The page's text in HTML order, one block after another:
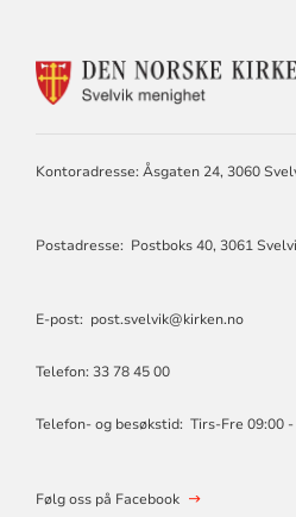
Kontoradresse: Åsgaten 24, 3060
Postadresse: Postboks 40, 3061
E-post: post.svelvik@kirken.no
Telefon: 33 78 45 00
Telefon- og besøkstid: Tirs-Fre 09:00 -
Følg oss på Facebook